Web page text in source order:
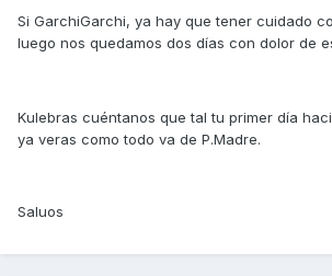
Si GarchiGarchi, ya hay que tener cuidado
luego nos quedamos dos días con dolor de
Kulebras cuéntanos que tal tu primer día
ya veras como todo va de P.Madre.
Saluos